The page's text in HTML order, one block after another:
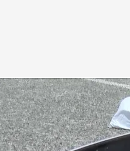
hospitales catalanes
Cuatro
con un dron para